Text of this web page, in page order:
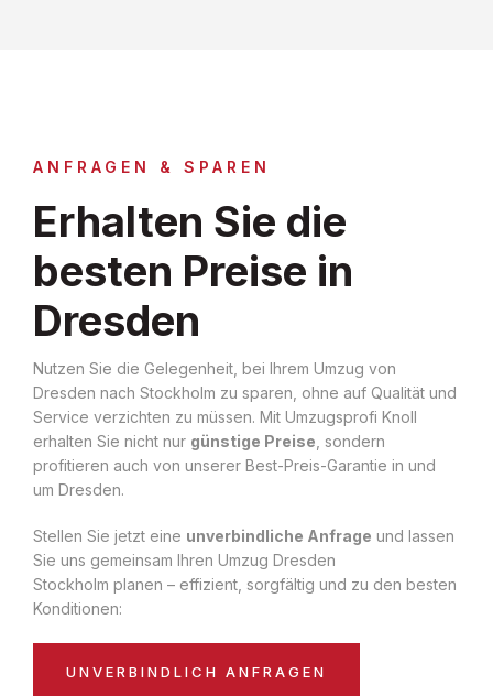
ANFRAGEN & SPAREN
Erhalten Sie die
besten Preise in
Dresden
Nutzen Sie die Gelegenheit, bei Ihrem Umzug von
Dresden nach Stockholm zu sparen, ohne auf Qualität und
Service verzichten zu müssen. Mit Umzugsprofi Knoll
erhalten Sie nicht nur günstige Preise , sondern
profitieren auch von unserer Best-Preis-Garantie in und
um Dresden.
Stellen Sie jetzt eine unverbindliche Anfrage und lassen
Sie uns gemeinsam Ihren Umzug Dresden
Stockholm planen – effizient, sorgfältig und zu den besten
Konditionen:
UNVERBINDLICH ANFRAGEN